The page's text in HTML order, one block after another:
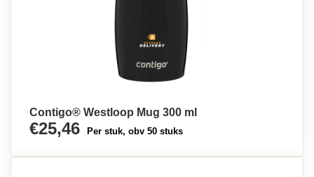
Contigo® Westloop Mug 300 ml
€25,46 Per stuk, obv 50 stuks